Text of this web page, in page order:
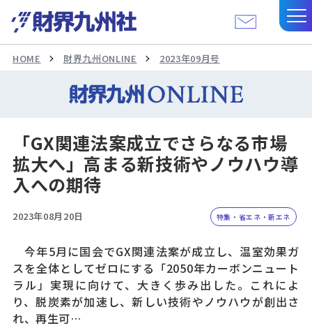
HOME 財界九州ONLINE 2023年09月号
「GX関連法案成立でさらなる市場
拡大へ」高まる新技術やノウハウ導
入への期待
2023年08月20日 特集・省エネ・新エネ
今年5月に国会でGX関連法案が成立し、温室効果ガ
スを全体としてゼロにする「2050年カーボンニュート
ラル」実現に向けて、大きく歩み出した。これによ
り、脱炭素が加速し、新しい技術やノウハウが創出さ
れ、再生可…